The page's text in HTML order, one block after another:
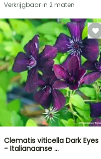
Verkrijgbaar in 2 maten
Clematis viticella Dark Eyes
- Italianaanse …